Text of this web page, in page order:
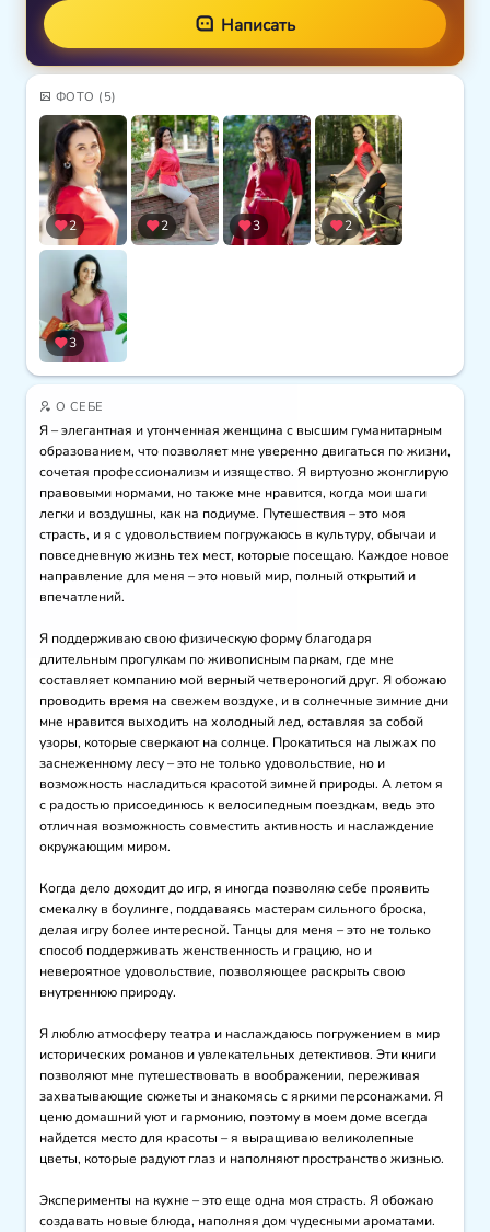
Написать
ФОТО (5)
2 2 3 2
3
О СЕБЕ
Я – элегантная и утонченная женщина с высшим гуманитарным
образованием, что позволяет мне уверенно двигаться по жизни,
сочетая профессионализм и изящество. Я виртуозно жонглирую
правовыми нормами, но также мне нравится, когда мои шаги
легки и воздушны, как на подиуме. Путешествия – это моя
страсть, и я с удовольствием погружаюсь в культуру, обычаи и
повседневную жизнь тех мест, которые посещаю. Каждое новое
направление для меня – это новый мир, полный открытий и
впечатлений.
Я поддерживаю свою физическую форму благодаря
длительным прогулкам по живописным паркам, где мне
составляет компанию мой верный четвероногий друг. Я обожаю
проводить время на свежем воздухе, и в солнечные зимние дни
мне нравится выходить на холодный лед, оставляя за собой
узоры, которые сверкают на солнце. Прокатиться на лыжах по
заснеженному лесу – это не только удовольствие, но и
возможность насладиться красотой зимней природы. А летом я
с радостью присоединюсь к велосипедным поездкам, ведь это
отличная возможность совместить активность и наслаждение
окружающим миром.
Когда дело доходит до игр, я иногда позволяю себе проявить
смекалку в боулинге, поддаваясь мастерам сильного броска,
делая игру более интересной. Танцы для меня – это не только
способ поддерживать женственность и грацию, но и
невероятное удовольствие, позволяющее раскрыть свою
внутреннюю природу.
Я люблю атмосферу театра и наслаждаюсь погружением в мир
исторических романов и увлекательных детективов. Эти книги
позволяют мне путешествовать в воображении, переживая
захватывающие сюжеты и знакомясь с яркими персонажами. Я
ценю домашний уют и гармонию, поэтому в моем доме всегда
найдется место для красоты – я выращиваю великолепные
цветы, которые радуют глаз и наполняют пространство жизнью.
Эксперименты на кухне – это еще одна моя страсть. Я обожаю
создавать новые блюда, наполняя дом чудесными ароматами.